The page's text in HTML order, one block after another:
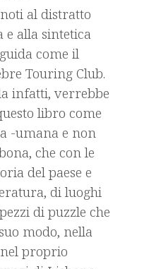
al distratto
e alla sintetica
come il
Touring Club.
infatti, verrebbe
libro come
-umana e non
che con le
del paese e
di luoghi
di puzzle che
modo, nella
proprio